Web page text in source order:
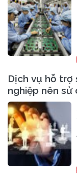
Dịch vụ hỗ trợ
nghiệp nên sử